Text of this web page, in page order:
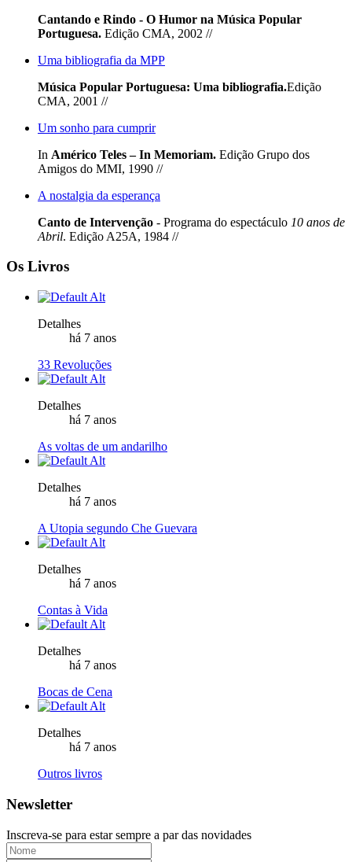
Cantando e Rindo - O Humor na Música Popular
Portuguesa. Edição CMA, 2002 //
Uma bibliografia da MPP
Música Popular Portuguesa: Uma bibliografia.Edição
CMA, 2001 //
Um sonho para cumprir
In Américo Teles – In Memoriam. Edição Grupo dos
Amigos do MMI, 1990 //
A nostalgia da esperança
Canto de Intervenção - Programa do espectáculo 10 anos de
Abril. Edição A25A, 1984 //
Os Livros
Detalhes
há 7 anos
33 Revoluções
Detalhes
há 7 anos
As voltas de um andarilho
Detalhes
há 7 anos
A Utopia segundo Che Guevara
Detalhes
há 7 anos
Contas à Vida
Detalhes
há 7 anos
Bocas de Cena
Detalhes
há 7 anos
Outros livros
Newsletter
Inscreva-se para estar sempre a par das novidades